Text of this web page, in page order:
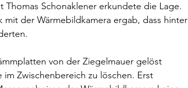
Schonaklener erkundete die Lage.
der Wärmebildkamera ergab, dass hinter
von der Ziegelmauer gelöst
Zwischenbereich zu löschen. Erst